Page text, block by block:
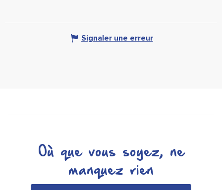
Signaler une erreur
Où que vous soyez, ne
manquez rien